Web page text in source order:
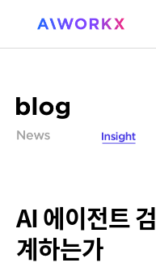
AI 에이전트
계하는가